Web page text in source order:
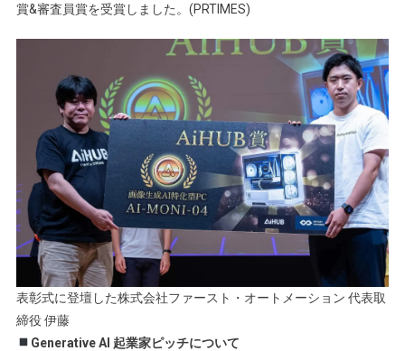
賞&審査員賞を受賞しました。(PRTIMES)
表彰式に登壇した株式会社ファースト・オートメーション 代表取
締役 伊藤
Generative AI 起業家ピッチについて